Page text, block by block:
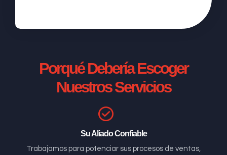
Porqué Debería Escoger
Nuestros Servicios
Su Aliado Confiable
Trabajamos para potenciar sus procesos de ventas,